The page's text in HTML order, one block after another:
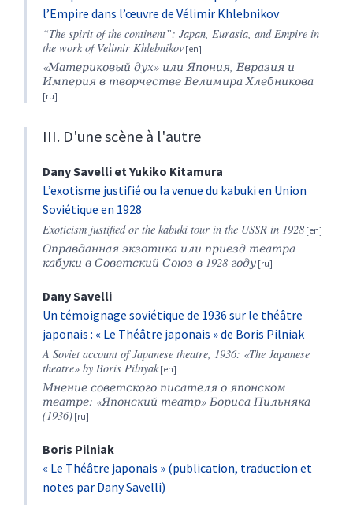
l’Empire dans l’œuvre de Vélimir Khlebnikov
“The spirit of the continent”: Japan, Eurasia, and Empire in
the work of Velimir Khlebnikov
«Материковый дух» или Япония, Евразия и
Империя в творчестве Велимира Хлебникова
III. D'une scène à l'autre
DanySavelli et Yukiko Kitamura
L’exotisme justifié ou la venue du kabuki en Union
Soviétique en 1928
Exoticism justified or the kabuki tour in the USSR in 1928
Оправданная экзотика или приезд театра
кабуки в Советский Союз в 1928 году
DanySavelli
Un témoignage soviétique de 1936 sur le théâtre
japonais : « Le Théâtre japonais » de Boris Pilniak
A Soviet account of Japanese theatre, 1936: «The Japanese
theatre» by Boris Pilnyak
Мнение советского писателя о японском
театре: «Японский театр» Бориса Пильняка
(1936)
Boris Pilniak
« Le Théâtre japonais » (publication, traduction et
notes par Dany Savelli)